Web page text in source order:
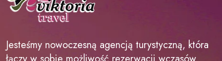
Jesteśmy nowoczesną agencją turystyczną, która